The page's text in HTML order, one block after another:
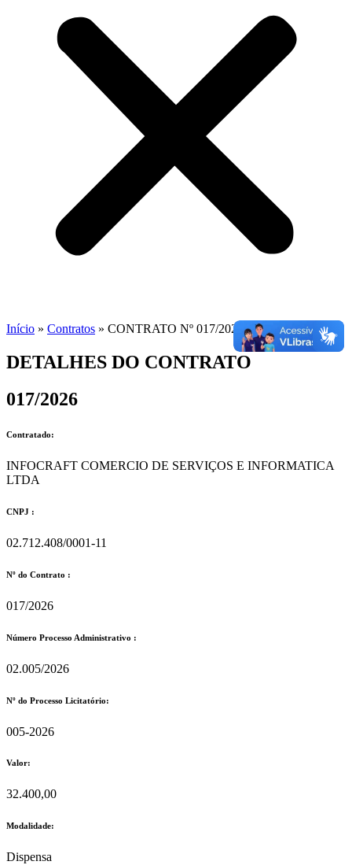
Início » Contratos » CONTRATO Nº 017/2026
DETALHES DO CONTRATO​
017/2026
Contratado:
INFOCRAFT COMERCIO DE SERVIÇOS E INFORMATICA
LTDA
CNPJ :
02.712.408/0001-11
Nº do Contrato :
017/2026
Número Processo Administrativo :
02.005/2026
Nº do Processo Licitatório:
005-2026
Valor:
32.400,00
Modalidade:
Dispensa